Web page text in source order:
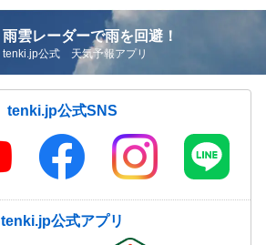
雨雲レーダーで雨を回避！
tenki.jp公式 天気予報アプリ
tenki.jp公式SNS
tenki.jp公式アプリ